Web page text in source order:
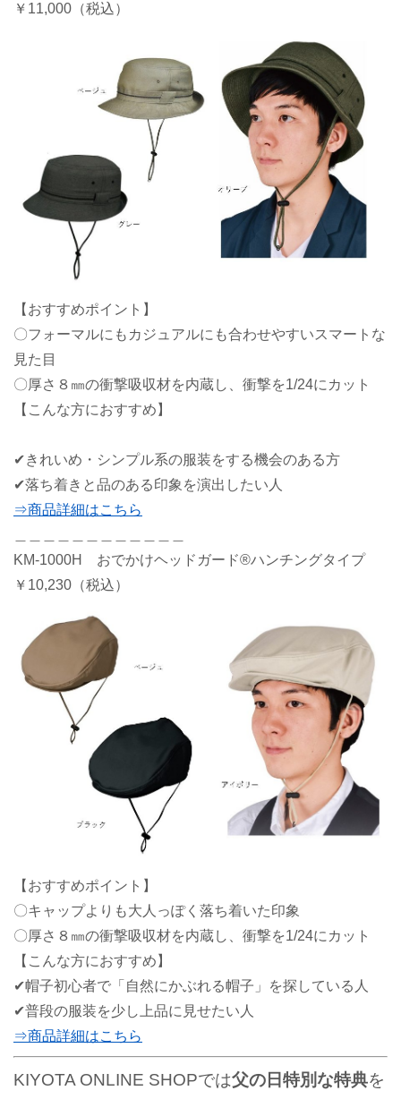
￥ 11,000 （税込）
【おすすめポイント】
〇フォーマルにもカジュアルにも合わせやすいスマートな
見た目
〇厚さ８㎜の衝撃吸収材を内蔵し、衝撃を1/24にカット
【こんな方におすすめ】
✔きれいめ・シンプル系の服装をする機会のある方
✔落ち着きと品のある印象を演出したい人
⇒商品詳細はこちら
KM-1000H おでかけヘッドガード®ハンチングタイプ
￥ 10,230（税込）
【おすすめポイント】
〇キャップよりも大人っぽく落ち着いた印象
〇厚さ８㎜の衝撃吸収材を内蔵し、衝撃を1/24にカット
【こんな方におすすめ】
✔帽子初心者で「自然にかぶれる帽子」を探している人
✔普段の服装を少し上品に見せたい人
⇒商品詳細はこちら
KIYOTA ONLINE SHOPでは父の日特別な特典を